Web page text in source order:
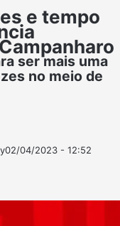
e tempo
ser mais uma
no meio de
Follow
Mande
02/04/2023 - 12:52